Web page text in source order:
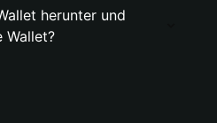
herunter und
Wallet?